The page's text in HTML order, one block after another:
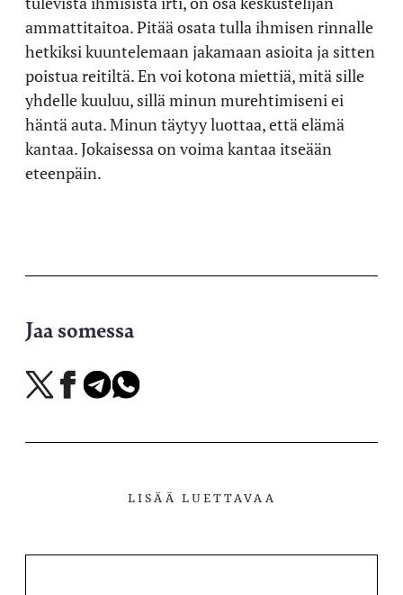
ammattitaitoa. Pitää osata tulla ihmisen rinnalle
hetkiksi kuuntelemaan jakamaan asioita ja sitten
poistua reitiltä. En voi kotona miettiä, mitä sille
yhdelle kuuluu, sillä minun murehtimiseni ei
häntä auta. Minun täytyy luottaa, että elämä
kantaa. Jokaisessa on voima kantaa itseään
eteenpäin.
Jaa somessa
Jaa
X-
Jaa
Facebookissa
Jaa
Telegramissa
Jaa
WhatsAppissa
LISÄÄ LUETTAVAA